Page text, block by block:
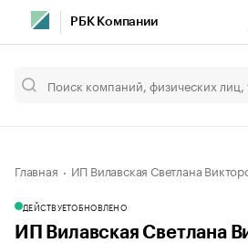
РБК Компании
Главная ИП Вилавская Светлана
ДЕЙСТВУЕТОБНОВЛЕНО
ИП Вилавская Светлана